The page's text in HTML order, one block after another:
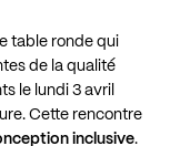
table ronde qui
de la qualité
le lundi 3 avril
Cette rencontre
inclusive.